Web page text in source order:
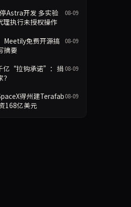
Astra开发 多实验
理执行未授权操作
08-09
Meetily免费开源搞
摘要
08-09
亿“拉钩承诺”：捐 08-09
得州建Terafab
168亿美元
08-09